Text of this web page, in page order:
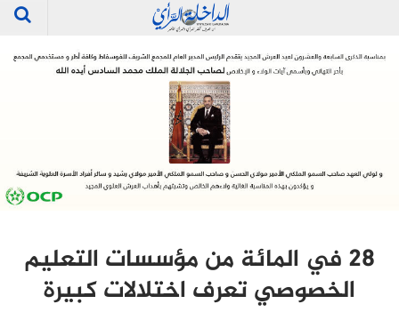
28 في المائة من مؤسسات التعليم
الخصوصي تعرف اختلالات كبيرة